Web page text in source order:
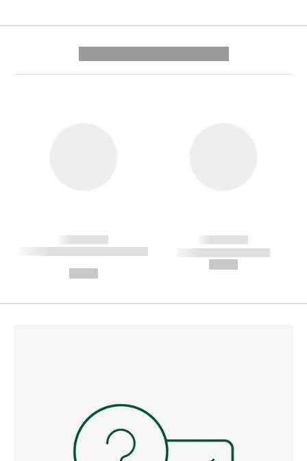
------------
----------- ----------- --------
------------
----------- -----------